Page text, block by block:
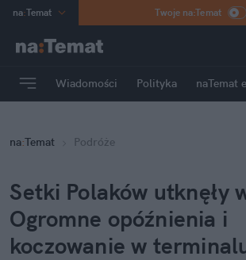
na:Temat
Poland
mama
Rozrywka
Twoje na:Temat
Wiadomości Polityka naTemat
na:Temat Podróże
Setki Polaków utknęły
Ogromne opóźnienia i
koczowanie w